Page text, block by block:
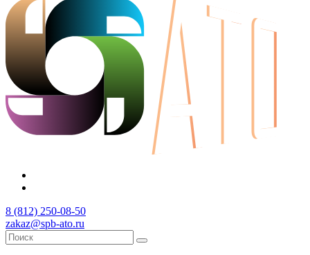
8 (812) 250-08-50
zakaz@spb-ato.ru